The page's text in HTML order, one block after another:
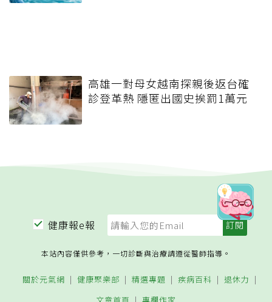
高雄一對母女越南探親後返台確
診登革熱 隱匿出國史挨罰1萬元
健康報e報
本站內容僅供參考，一切診斷與治療請遵從醫師指導。
關於元氣網 健康聚樂部 精選專題 疾病百科
退休力